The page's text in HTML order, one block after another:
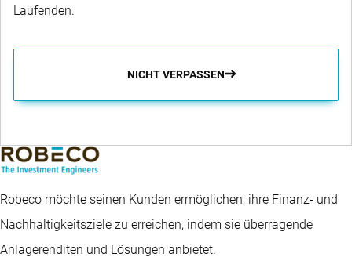
Laufenden.
NICHT VERPASSEN
Robeco möchte seinen Kunden ermöglichen, ihre Finanz- und
Nachhaltigkeitsziele zu erreichen, indem sie überragende
Anlagerenditen und Lösungen anbietet.